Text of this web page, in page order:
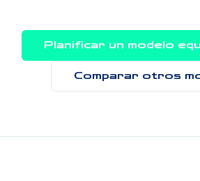
Planificar un modelo
Comparar otros